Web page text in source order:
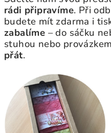
rádi připravíme. Při
budete mít zdarma i
zabalíme – do sáčku
stuhou nebo
přát.